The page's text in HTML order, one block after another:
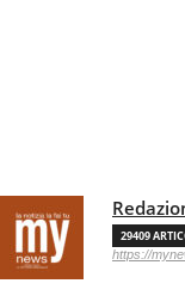
29409
https://